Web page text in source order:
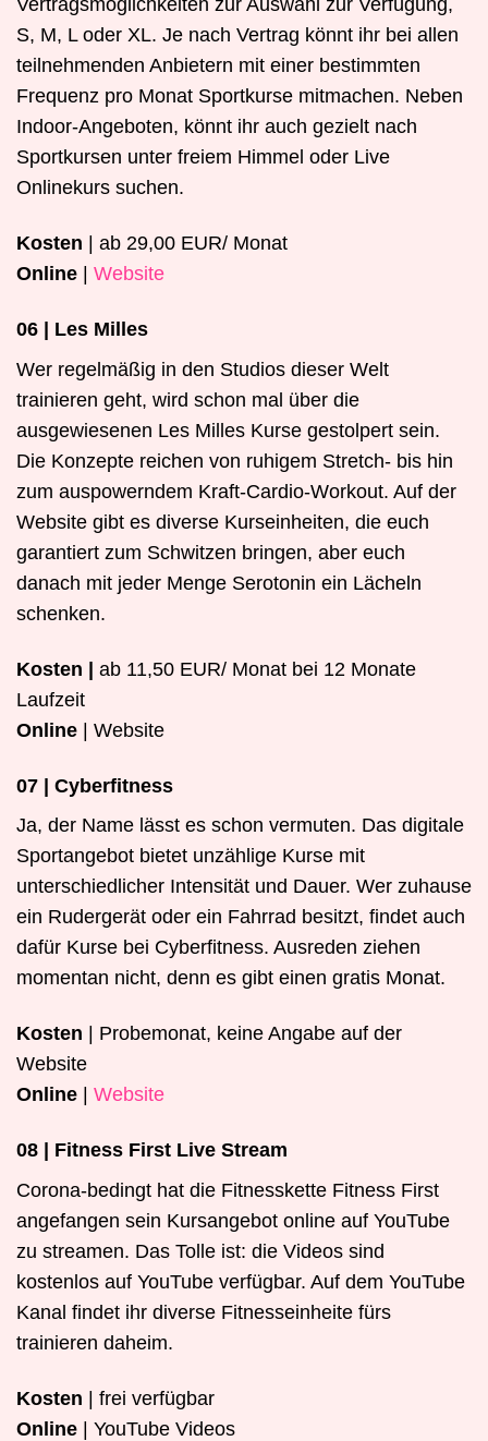
Vertragsmöglichkeiten zur Auswahl zur Verfügung,
S, M, L oder XL. Je nach Vertrag könnt ihr bei allen
teilnehmenden Anbietern mit einer bestimmten
Frequenz pro Monat Sportkurse mitmachen. Neben
Indoor-Angeboten, könnt ihr auch gezielt nach
Sportkursen unter freiem Himmel oder Live
Onlinekurs suchen.
Kosten | ab 29,00 EUR/ Monat
Online
Website
06 | Les Milles
Wer regelmäßig in den Studios dieser Welt
trainieren geht, wird schon mal über die
ausgewiesenen Les Milles Kurse gestolpert sein.
Die Konzepte reichen von ruhigem Stretch- bis hin
zum auspowerndem Kraft-Cardio-Workout. Auf der
Website gibt es diverse Kurseinheiten, die euch
garantiert zum Schwitzen bringen, aber euch
danach mit jeder Menge Serotonin ein Lächeln
schenken.
Kosten | ab 11,50 EUR/ Monat bei 12 Monate
Laufzeit
Online | Website
07 | Cyberfitness
Ja, der Name lässt es schon vermuten. Das digitale
Sportangebot bietet unzählige Kurse mit
unterschiedlicher Intensität und Dauer. Wer zuhause
ein Rudergerät oder ein Fahrrad besitzt, findet auch
dafür Kurse bei Cyberfitness. Ausreden ziehen
momentan nicht, denn es gibt einen gratis Monat.
Kosten | Probemonat, keine Angabe auf der
Website
Online
Website
08 | Fitness First Live Stream
Corona-bedingt hat die Fitnesskette Fitness First
angefangen sein Kursangebot online auf YouTube
zu streamen. Das Tolle ist: die Videos sind
kostenlos auf YouTube verfügbar. Auf dem YouTube
Kanal findet ihr diverse Fitnesseinheite fürs
trainieren daheim.
Kosten | frei verfügbar
Online | YouTube Videos